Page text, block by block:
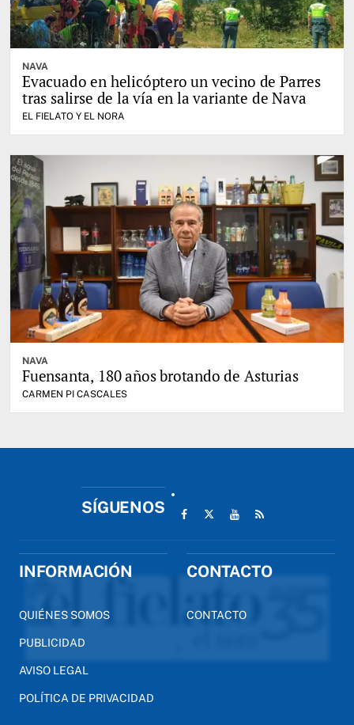
NAVA
Evacuado en helicóptero un vecino de Parres
tras salirse de la vía en la variante de Nava
EL FIELATO Y EL NORA
NAVA
Fuensanta, 180 años brotando de Asturias
CARMEN PI CASCALES
SÍGUENOS
INFORMACIÓN
QUIÉNES SOMOS
PUBLICIDAD
AVISO LEGAL
POLÍTICA DE PRIVACIDAD
CONTACTO
CONTACTO